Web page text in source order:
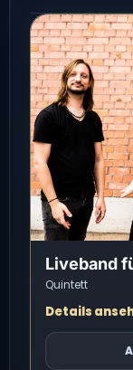
Liveband
Quintett
Details